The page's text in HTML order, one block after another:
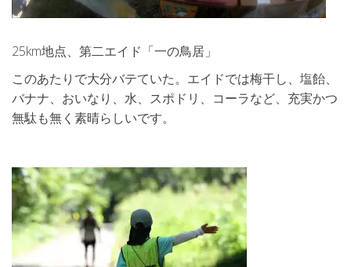
25km地点、第二エイド「一の鳥居」
このあたりで大分バテていた。エイドでは梅干し、塩飴、
バナナ、おいなり、水、スポドリ、コーラなど、充実かつ
無駄も無く素晴らしいです。